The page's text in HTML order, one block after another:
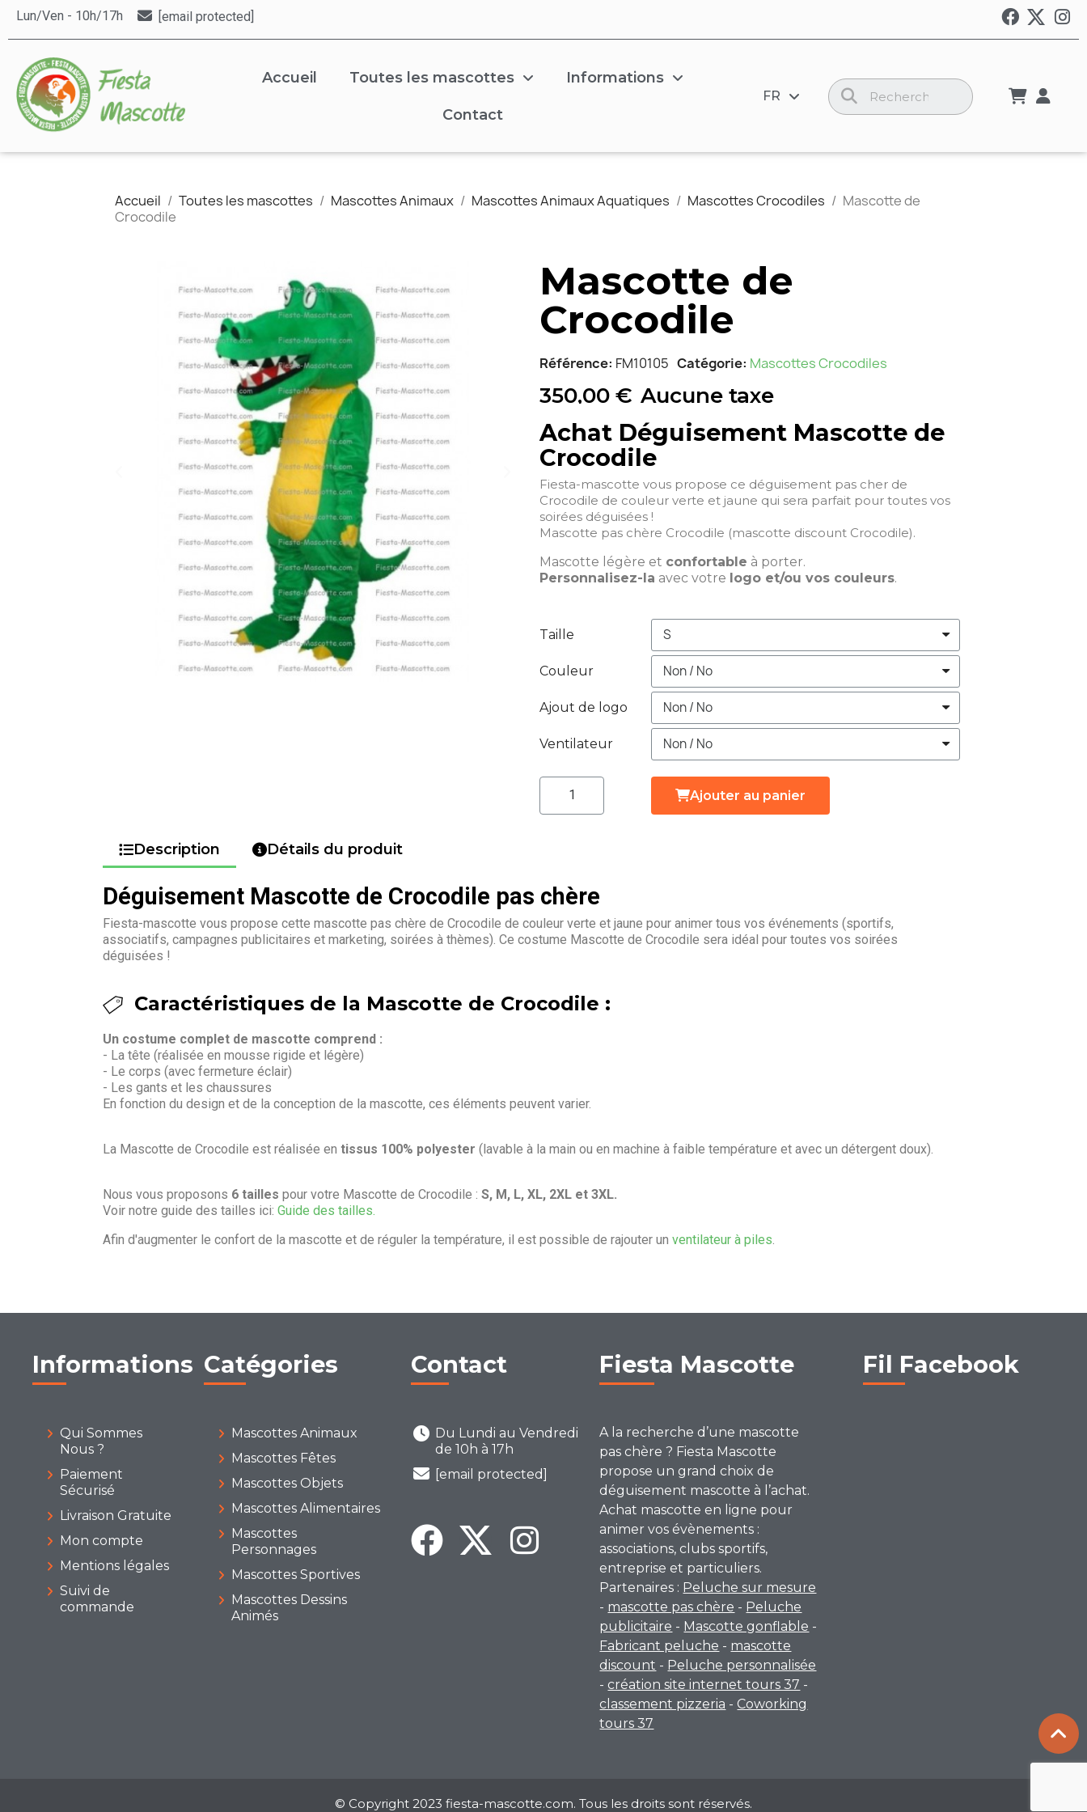
Lun/Ven - 10h/17h [email protected]
Accueil Toutes les mascottes Informations
Contact
FR
Accueil Toutes les mascottes Mascottes Animaux Mascottes Animaux Aquatiques Mascottes Crocodiles
Mascotte de
Crocodile
Mascotte de
Crocodile
Référence FM10105 Catégorie Mascottes Crocodiles
350,00 € Aucune taxe
Achat Déguisement Mascotte de
Crocodile
Fiesta-mascotte vous propose ce déguisement pas cher de
Crocodile de couleur verte et jaune qui sera parfait pour toutes vos
soirées déguisées !
Mascotte pas chère Crocodile (mascotte discount Crocodile).
Mascotte légère et confortable à porter.
Personnalisez-la avec votre logo et/ou vos couleurs.
Taille
Couleur
Ajout de logo
Ventilateur
Ajouter au panier
Description Détails du produit
Déguisement Mascotte de Crocodile pas chère
Fiesta-mascotte vous propose cette mascotte pas chère de Crocodile de couleur verte et jaune pour animer tous vos événements (sportifs,
associatifs, campagnes publicitaires et marketing, soirées à thèmes). Ce costume Mascotte de Crocodile sera idéal pour toutes vos soirées
déguisées !
Caractéristiques de la Mascotte de Crocodile :
Un costume complet de mascotte comprend :
- La tête (réalisée en mousse rigide et légère)
- Le corps (avec fermeture éclair)
- Les gants et les chaussures
En fonction du design et de la conception de la mascotte, ces éléments peuvent varier.
La Mascotte de Crocodile est réalisée en tissus 100% polyester (lavable à la main ou en machine à faible température et avec un détergent doux).
Nous vous proposons 6 tailles pour votre Mascotte de Crocodile : S, M, L, XL, 2XL et 3XL.
Voir notre guide des tailles ici: Guide des tailles.
Afin d'augmenter le confort de la mascotte et de réguler la température, il est possible de rajouter un ventilateur à piles.
Informations
Qui Sommes
Nous ?
Paiement
Sécurisé
Livraison Gratuite
Mon compte
Mentions légales
Suivi de
commande
Catégories
Mascottes Animaux
Mascottes Fêtes
Mascottes Objets
Mascottes Alimentaires
Mascottes
Personnages
Mascottes Sportives
Mascottes Dessins
Animés
Contact
Du Lundi au Vendredi
de 10h à 17h
[email protected]
Fiesta Mascotte
A la recherche d’une mascotte
pas chère ? Fiesta Mascotte
propose un grand choix de
déguisement mascotte à l’achat.
Achat mascotte en ligne pour
animer vos évènements :
associations, clubs sportifs,
entreprise et particuliers.
Partenaires : Peluche sur mesure
- mascotte pas chère - Peluche
publicitaire - Mascotte gonflable -
Fabricant peluche - mascotte
discount - Peluche personnalisée
-création site internet tours 37 -
classement pizzeria - Coworking
tours 37
Fil Facebook
© Copyright 2023 fiesta-mascotte.com. Tous les droits sont réservés.